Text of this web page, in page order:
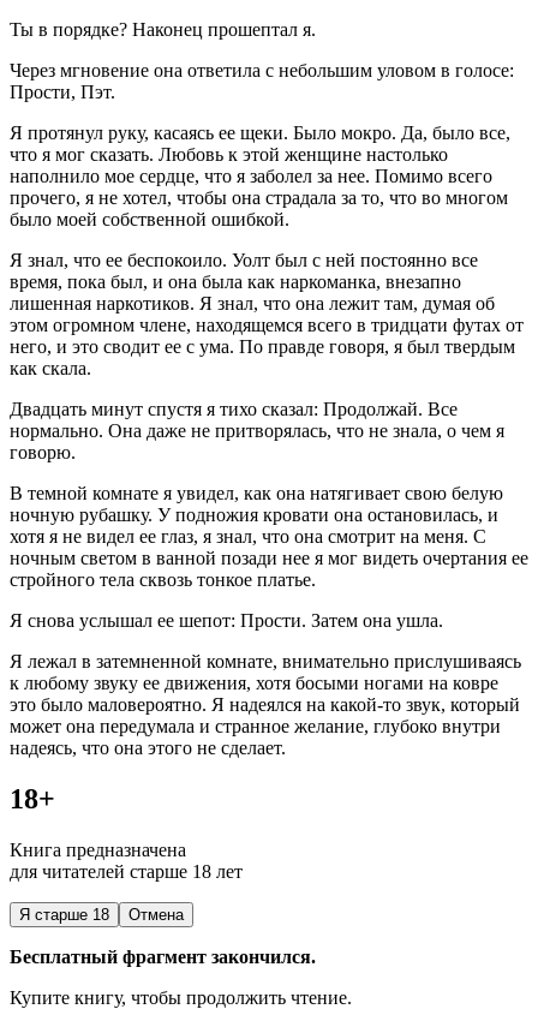
Ты в порядке? Наконец прошептал я.
Через мгновение она ответила с небольшим уловом в голосе:
Прости, Пэт.
Я протянул руку, касаясь ее щеки. Было мокро. Да, было все,
что я мог сказать. Любовь к этой женщине настолько
наполнило мое сердце, что я заболел за нее. Помимо всего
прочего, я не хотел, чтобы она страдала за то, что во многом
было моей собственной ошибкой.
Я знал, что ее беспокоило. Уолт был с ней постоянно все
время, пока был, и она была как наркоманка, внезапно
лишенная наркотиков. Я знал, что она лежит там, думая об
этом огромном члене, находящемся всего в тридцати футах от
него, и это сводит ее с ума. По правде говоря, я был твердым
как скала.
Двадцать минут спустя я тихо сказал: Продолжай. Все
нормально. Она даже не притворялась, что не знала, о чем я
говорю.
В темной комнате я увидел, как она натягивает свою белую
ночную рубашку. У подножия кровати она остановилась, и
хотя я не видел ее глаз, я знал, что она смотрит на меня. С
ночным светом в ванной позади нее я мог видеть очертания ее
стройного тела сквозь тонкое платье.
Я снова услышал ее шепот: Прости. Затем она ушла.
Я лежал в затемненной комнате, внимательно прислушиваясь
к любому звуку ее движения, хотя босыми ногами на ковре
это было маловероятно. Я надеялся на какой-то звук, который
может она передумала и странное желание, глубоко внутри
надеясь, что она этого не сделает.
18+
Книга предназначена
для читателей старше 18 лет
Я старше 18 Отмена
Бесплатный фрагмент закончился.
Купите книгу, чтобы продолжить чтение.